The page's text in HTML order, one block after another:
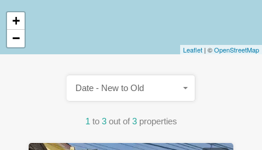
+
−
Leaflet | ©OpenStreetMap
1 to 3 out of 3 properties
Date - New to Old